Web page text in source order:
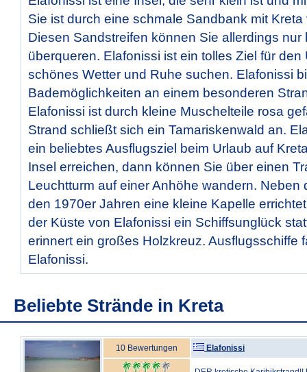
Sie ist durch eine schmale Sandbank mit
Diesen Sandstreifen können Sie allerdings nur
überqueren. Elafonissi ist ein tolles Ziel für den
schönes Wetter und Ruhe suchen. Elafonissi
Bademöglichkeiten an einem besonderen
Elafonissi ist durch kleine Muschelteile rosa
Strand schließt sich ein Tamariskenwald an.
ein beliebtes Ausflugsziel beim Urlaub auf
Insel erreichen, dann können Sie über einen
Leuchtturm auf einer Anhöhe wandern. Neben
den 1970er Jahren eine kleine Kapelle
der Küste von Elafonissi ein Schiffsunglück
erinnert ein großes Holzkreuz. Ausflugsschiffe
Elafonissi.
Beliebte Strände in Kreta
10 Bewertungen Elafonissi